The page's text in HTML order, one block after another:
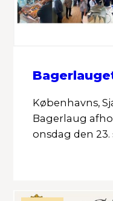
Københavns,
Bagerlaug
onsdag den